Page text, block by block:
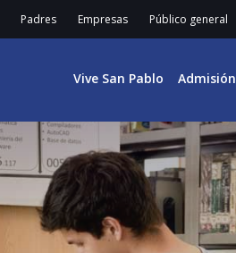
Padres Empresas Público general
Vive San Pablo Admisión